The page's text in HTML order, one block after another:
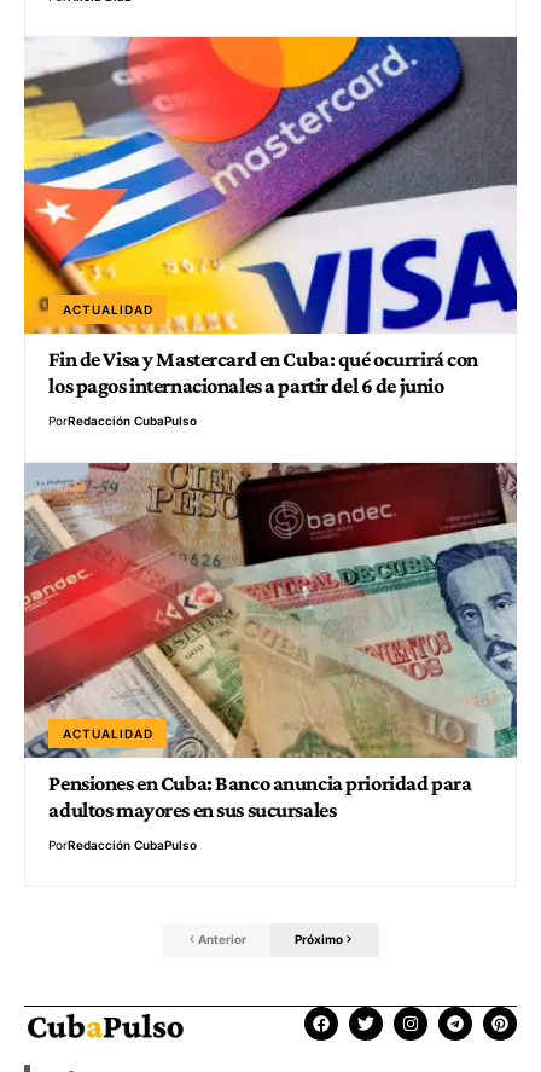
ACTUALIDAD
Fin de Visa y Mastercard en Cuba: qué ocurrirá con
los pagos internacionales a partir del 6 de junio
PorRedacción CubaPulso
ACTUALIDAD
Pensiones en Cuba: Banco anuncia prioridad para
adultos mayores en sus sucursales
PorRedacción CubaPulso
Anterior Próximo